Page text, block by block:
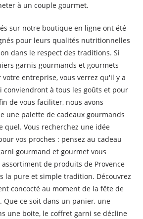
à un couple gourmet.
sur notre boutique en ligne ont été
pour leurs qualités nutritionnelles
dans le respect des traditions. Si
garnis gourmands et gourmets
entreprise, vous verrez qu'il y a
conviendront à tous les goûts et pour
de vous faciliter, nous avons
une palette de cadeaux gourmands
quel. Vous recherchez une idée
vos proches : pensez au cadeau
gourmand et gourmet vous
de produits de Provence
la pure et simple tradition. Découvrez
concocté au moment de la fête de
Que ce soit dans un panier, une
une boite, le coffret garni se décline